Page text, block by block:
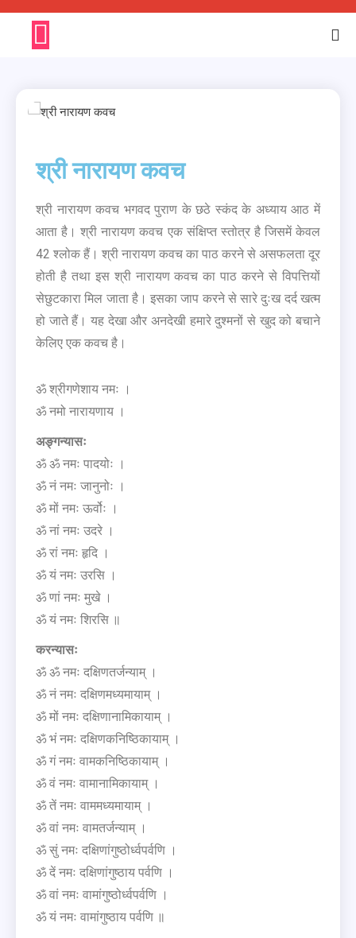
श्री नारायण कवच
श्री नारायण कवच भगवद पुराण के छठे स्कंद के अध्याय आठ में
आता है। श्री नारायण कवच एक संक्षिप्त स्तोत्र है जिसमें केवल
42 श्लोक हैं। श्री नारायण कवच का पाठ करने से असफलता दूर
होती है तथा इस श्री नारायण कवच का पाठ करने से विपत्तियों
सेछुटकारा मिल जाता है। इसका जाप करने से सारे दुःख दर्द खत्म
हो जाते हैं। यह देखा और अनदेखी हमारे दुश्मनों से खुद को बचाने
केलिए एक कवच है।
ॐ श्रीगणेशाय नमः ।
ॐ नमो नारायणाय ।
अङ्गन्यासः
ॐ ॐ नमः पादयोः ।
ॐ नं नमः जानुनोः ।
ॐ मों नमः ऊर्वोः ।
ॐ नां नमः उदरे ।
ॐ रां नमः हृदि ।
ॐ यं नमः उरसि ।
ॐ णां नमः मुखे ।
ॐ यं नमः शिरसि ॥
करन्यासः
ॐ ॐ नमः दक्षिणतर्जन्याम् ।
ॐ नं नमः दक्षिणमध्यमायाम् ।
ॐ मों नमः दक्षिणानामिकायाम् ।
ॐ भं नमः दक्षिणकनिष्ठिकायाम् ।
ॐ गं नमः वामकनिष्ठिकायाम् ।
ॐ वं नमः वामानामिकायाम् ।
ॐ तें नमः वाममध्यमायाम् ।
ॐ वां नमः वामतर्जन्याम् ।
ॐ सुं नमः दक्षिणांगुष्ठोर्ध्वपर्वणि ।
ॐ दें नमः दक्षिणांगुष्ठाय पर्वणि ।
ॐ वां नमः वामांगुष्ठोर्ध्वपर्वणि ।
ॐ यं नमः वामांगुष्ठाय पर्वणि ॥